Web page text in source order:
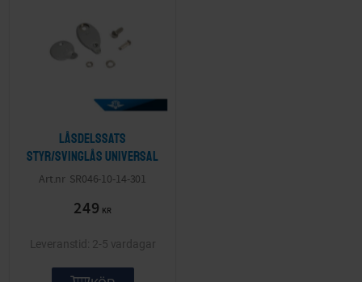
Låsdelssats
styr/svinglås Universal
SR046-10-14-301
249 KR
2-5 vardagar